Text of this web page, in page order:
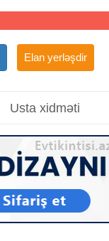
Elan yerləşdir
Usta xidməti